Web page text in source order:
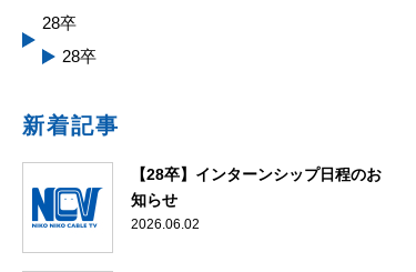
28卒
28卒
新着記事
【28卒】インターンシップ日程のお
知らせ
2026.06.02